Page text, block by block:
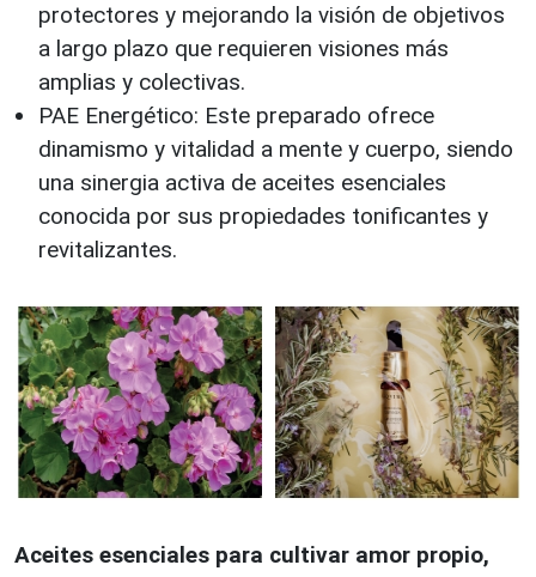
protectores y mejorando la visión de objetivos
a largo plazo que requieren visiones más
amplias y colectivas.
PAE Energético: Este preparado ofrece
dinamismo y vitalidad a mente y cuerpo, siendo
una sinergia activa de aceites esenciales
conocida por sus propiedades tonificantes y
revitalizantes.
Aceites esenciales para cultivar amor propio,